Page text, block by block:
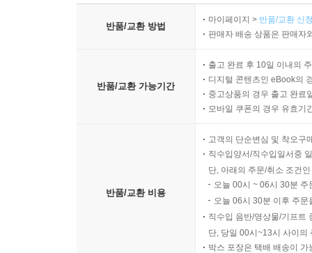
반품/교환 방법
마이페이지 > 반품/교환 신
판매자 배송 상품은 판매자
반품/교환 가능기간
출고 완료 후 10일 이내의
디지털 콘텐츠인 eBook의
중고상품의 경우 출고 완료
모바일 쿠폰의 경우 유효기
반품/교환 비용
고객의 단순변심 및 착오구
직수입양서/직수입일서중
단, 아래의 주문/취소 조건
오늘 00시 ~ 06시 30분
오늘 06시 30분 이후 주
직수입 음반/영상물/기프트
단, 당일 00시~13시 사이의
박스 포장은 택배 배송이